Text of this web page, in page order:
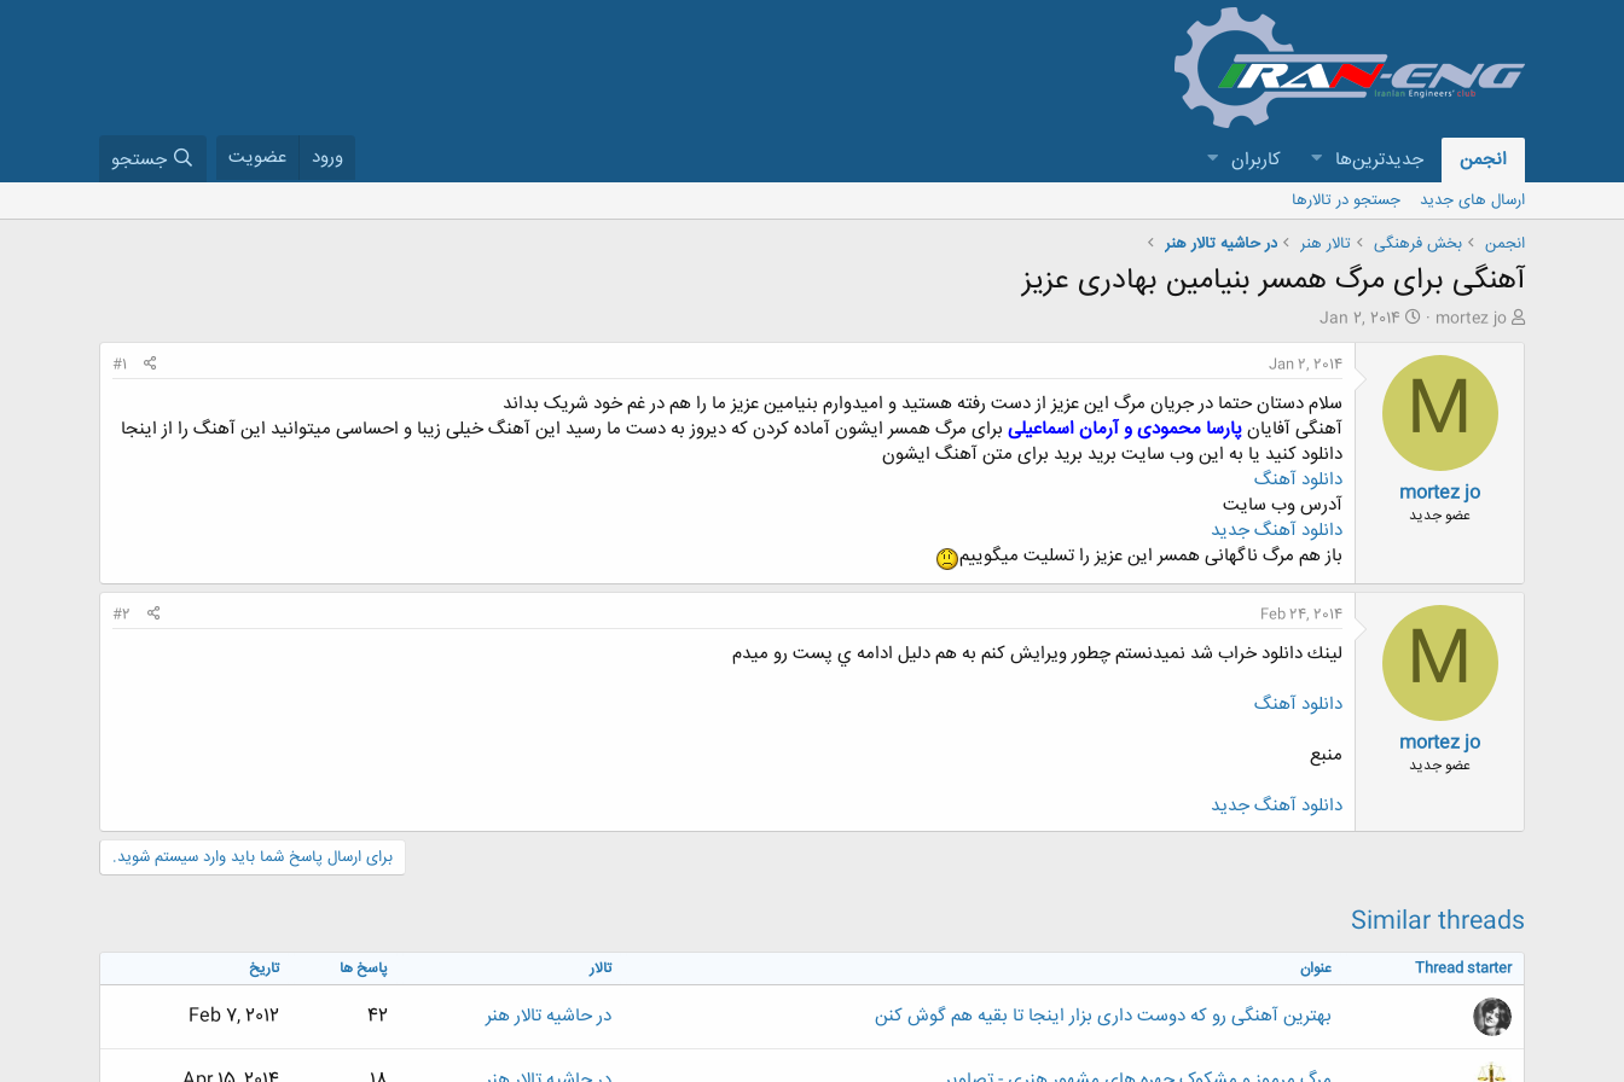
انجمن جدیدترین‌ها کاربران ورود عضویت جستجو
ارسال های جدید
جستجو در تالارها
انجمن
بخش فرهنگی تالار هنر در حاشیه تالار هنر
آهنگی برای مرگ همسر بنیامین بهادری عزیز
ش
و
mortez jo
ت
ی
ر
ع
Jan 2, 2014
M
mortez jo
عضو جدید
Jan 2, 2014
#1
سلام دستان حتما در جریان مرگ این عزیز از دست رفته هستید و امیدوارم بنیامین عزیز ما را هم در غم خود شریک بداند
آهنگی آفایانپارسا محمودی و آرمان اسماعیلی برای مرگ همسر ایشون آماده کردن که دیروز به دست ما رسید این آهنگ خیلی زیبا و احساسی میتوانید این آهنگ را از اینجا
دانلود کنید یا به این وب سایت برید برید برای متن آهنگ ایشون
دانلود آهنگ
آدرس وب سایت
دانلود آهنگ جدید
باز هم مرگ ناگهانی همسر این عزیز را تسلیت میگوییم
M
mortez jo
عضو جدید
Feb 24, 2014
#2
لينك دانلود خراب شد نميدنستم چطور ويرايش كنم به هم دليل ادامه ي پست رو ميدم
دانلود آهنگ
منبع
دانلود آهنگ جديد
برای ارسال پاسخ شما باید وارد سیستم شوید.
Similar threads
Thread starter عنوان تالار پاسخ ها تاریخ
بهترین آهنگی رو که دوست داری بزار اینجا تا بقیه هم گوش کنن در حاشیه تالار هنر 42
Feb 7, 2012